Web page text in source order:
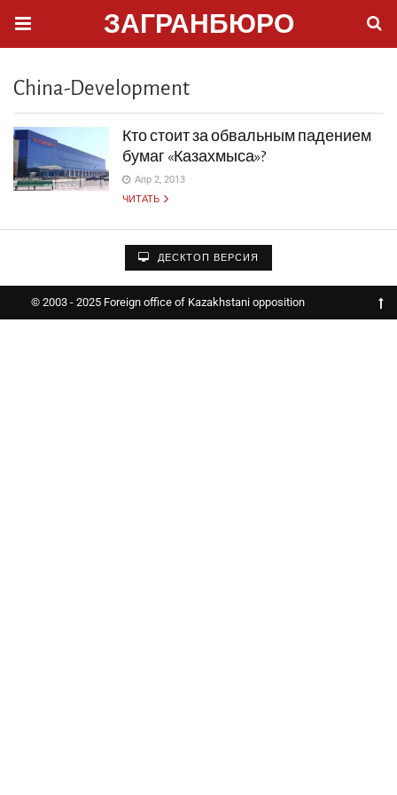
ЗАГРАНБЮРО
China-Development
Кто стоит за обвальным падением
бумаг «Казахмыса»?
Апр 2, 2013
ЧИТАТЬ
ДЕСКТОП ВЕРСИЯ
© 2003 - 2025 Foreign office of Kazakhstani opposition